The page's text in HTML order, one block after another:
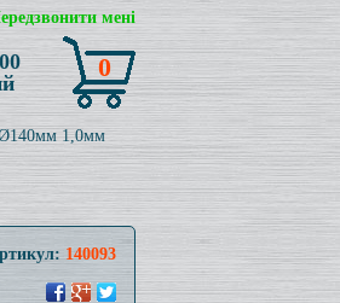
мені
0
Ø140мм 1,0мм
140093